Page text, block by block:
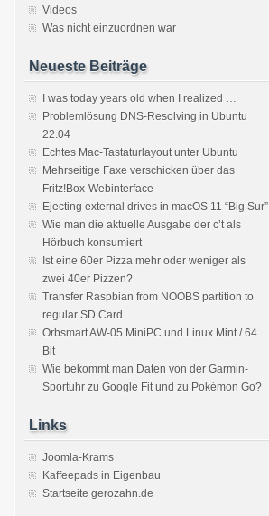
Videos
Was nicht einzuordnen war
Neueste Beiträge
I was today years old when I realized …
Problemlösung DNS-Resolving in Ubuntu
22.04
Echtes Mac-Tastaturlayout unter Ubuntu
Mehrseitige Faxe verschicken über das
Fritz!Box-Webinterface
Ejecting external drives in macOS 11 “Big Sur”
Wie man die aktuelle Ausgabe der c’t als
Hörbuch konsumiert
Ist eine 60er Pizza mehr oder weniger als
zwei 40er Pizzen?
Transfer Raspbian from NOOBS partition to
regular SD Card
Orbsmart AW-05 MiniPC und Linux Mint / 64
Bit
Wie bekommt man Daten von der Garmin-
Sportuhr zu Google Fit und zu Pokémon Go?
Links
Joomla-Krams
Kaffeepads in Eigenbau
Startseite gerozahn.de